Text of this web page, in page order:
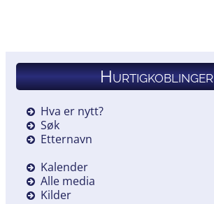
Hurtigkoblinger
Hva er nytt?
Søk
Etternavn
Kalender
Alle media
Kilder